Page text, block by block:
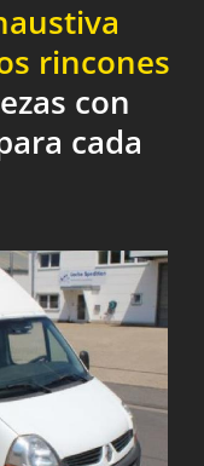
rincones
con
cada